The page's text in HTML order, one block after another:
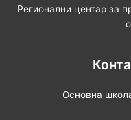
Регионални центар за
Основна